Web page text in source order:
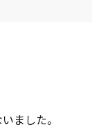
ました。